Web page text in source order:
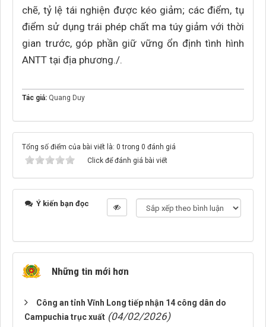
chẽ, tỷ lệ tái nghiện được kéo giảm; các điểm, tụ
điểm sử dụng trái phép chất ma túy giảm với thời
gian trước, góp phần giữ vững ổn định tình hình
ANTT tại địa phương./.
Tác giả: Quang Duy
Tổng số điểm của bài viết là: 0 trong 0 đánh giá
Click để đánh giá bài viết
Ý kiến bạn đọc
Những tin mới hơn
Công an tỉnh Vĩnh Long tiếp nhận 14 công dân do
Campuchia trục xuất (04/02/2026)